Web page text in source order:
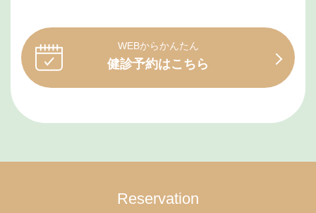
WEBからかんたん
健診予約はこちら
Reservation